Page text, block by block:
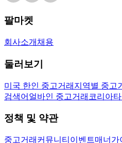
팔마켓
회사소개 채용
둘러보기
미국 한인 중고거래 지역별 중고
검색어 얼바인 중고거래 코리아
정책 및 약관
중고거래 커뮤니티 이벤트매너가